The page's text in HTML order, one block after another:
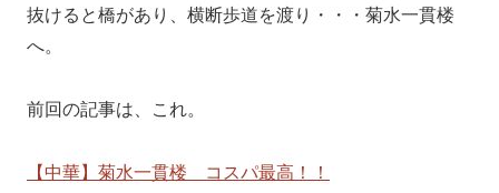
抜けると橋があり、横断歩道を渡り・・・菊水一貫楼
へ。
前回の記事は、これ。
【中華】菊水一貫楼 コスパ最高！！